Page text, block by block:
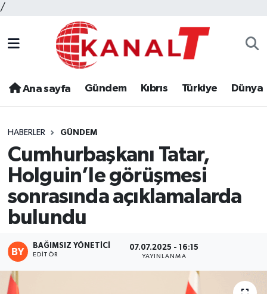
/
Ana sayfa Gündem Kıbrıs Türkiye Dünya
HABERLER GÜNDEM
Cumhurbaşkanı Tatar,
Holguin’le görüşmesi
sonrasında açıklamalarda
bulundu
BAĞIMSIZ YÖNETICI
EDITÖR
07.07.2025 - 16:15
YAYINLANMA